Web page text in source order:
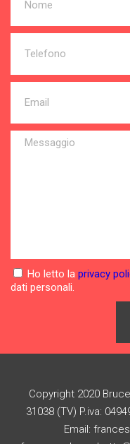
Ho letto la privacy
dati personali.
Copyright 2020
31038 (TV) P.iva:
Email: